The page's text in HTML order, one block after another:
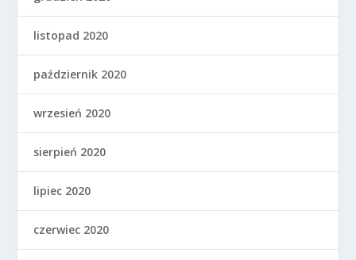
listopad 2020
październik 2020
wrzesień 2020
sierpień 2020
lipiec 2020
czerwiec 2020